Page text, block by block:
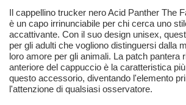
Il cappellino trucker nero Acid Panther The
è un capo irrinunciabile per chi cerca uno
accattivante. Con il suo design unisex,
per gli adulti che vogliono distinguersi dalla
loro amore per gli animali. La patch pantera
anteriore del cappuccio è la caratteristica
questo accessorio, diventando l'elemento
l'attenzione di qualsiasi osservatore.